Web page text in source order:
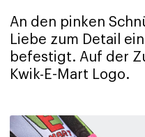
An den pinken
Liebe zum Detail
befestigt. Auf der
Kwik-E-Mart Logo.